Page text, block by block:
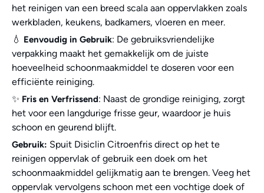
het reinigen van een breed scala aan oppervlakken zoals
werkbladen, keukens, badkamers, vloeren en meer.
💧 Eenvoudig in Gebruik: De gebruiksvriendelijke
verpakking maakt het gemakkelijk om de juiste
hoeveelheid schoonmaakmiddel te doseren voor een
efficiënte reiniging.
✨ Fris en Verfrissend: Naast de grondige reiniging, zorgt
het voor een langdurige frisse geur, waardoor je huis
schoon en geurend blijft.
Gebruik: Spuit Disiclin Citroenfris direct op het te
reinigen oppervlak of gebruik een doek om het
schoonmaakmiddel gelijkmatig aan te brengen. Veeg het
oppervlak vervolgens schoon met een vochtige doek of